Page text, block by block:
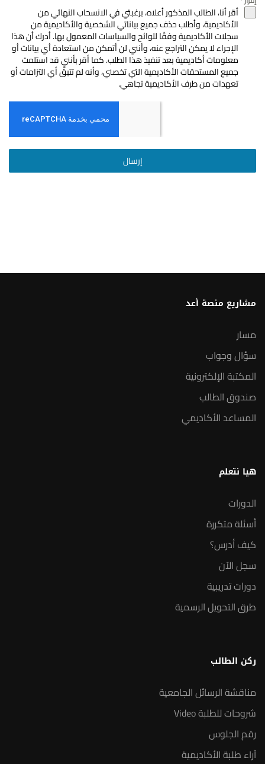
أقر أنا، الطالب المذكور أعلاه، برغبتي في الانسحاب النهائي من
الأكاديمية، وأطلب حذف جميع بياناتي الشخصية والأكاديمية من
سجلات الأكاديمية وفقًا للوائح والسياسات المعمول بها. أدرك أن هذا
الإجراء لا يمكن التراجع عنه، وأنني لن أتمكن من استعادة أي بيانات أو
معلومات أكاديمية بعد تنفيذ هذا الطلب. كما أقر بأنني قد استلمت
جميع المستحقات الأكاديمية التي تخصني، وأنه لم تتبقَّ أي التزامات أو
تعهدات من طرف الأكاديمية تجاهي.
إرسال
مشاريع منصة أعد
مسار
سؤال وجواب
المكتبة الإلكترونية
صندوق الطالب
المساعد الأكاديمي
هيا نتعلم
الدورات
أسئلة متكررة
كيف أدرس؟
سجل الآن
دورات تدريبية
طرق التحويل الرسمية
ركن الطالب
مناقشة الرسائل الجامعية
شروحات للطلبة Video
رقم الجلوس
آراء طلبة الأكاديمية